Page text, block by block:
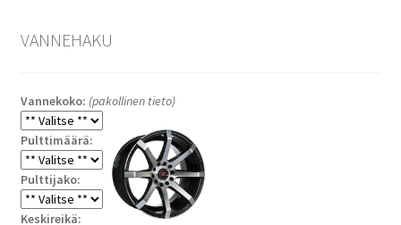
VANNEHAKU
Vannekoko: (pakollinen tieto)
Pulttimäärä:
Pulttijako:
Keskireikä: